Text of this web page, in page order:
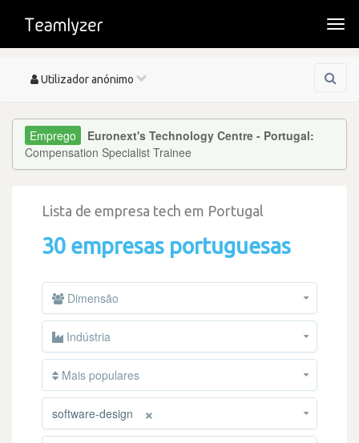
Toggle
Utilizador anónimo
Euronext's Technology Centre - Portugal:
Compensation Specialist Trainee
Lista de empresa tech em Portugal
30 empresas portuguesas
Dimensão
Indústria
Mais populares
×
software-design